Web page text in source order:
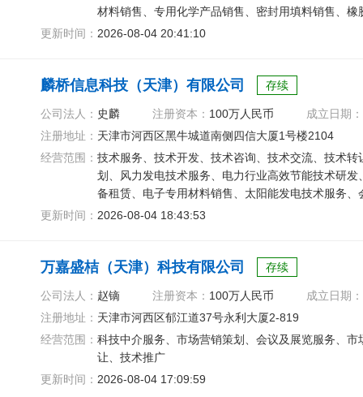
材料销售、专用化学产品销售、密封用填料销售、
备销售、通讯设备销售
更新时间： 2026-08-04 20:41:10
麟桥信息科技（天津）有限公司 存续
公司法人： 史麟 注册资本： 100万人民币
成立日期：
注册地址： 天津市河西区黑牛城道南侧四信大厦1号楼2104
经营范围： 技术服务、技术开发、技术咨询、技术交流、技术
划、风力发电技术服务、电力行业高效节能技术研
备租赁、电子专用材料销售、太阳能发电技术服务
器批发、乐器零售
更新时间： 2026-08-04 18:43:53
万嘉盛桔（天津）科技有限公司 存续
公司法人： 赵镝 注册资本： 100万人民币
成立日期：
注册地址： 天津市河西区郁江道37号永利大厦2-819
经营范围： 科技中介服务、市场营销策划、会议及展览服务、
让、技术推广
更新时间： 2026-08-04 17:09:59